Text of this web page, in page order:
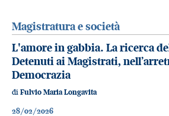
Magistratura e società
L'amore in gabbia. La ricerca
Detenuti ai Magistrati,
Democrazia
di Fulvio Maria Longavita
28/02/2026